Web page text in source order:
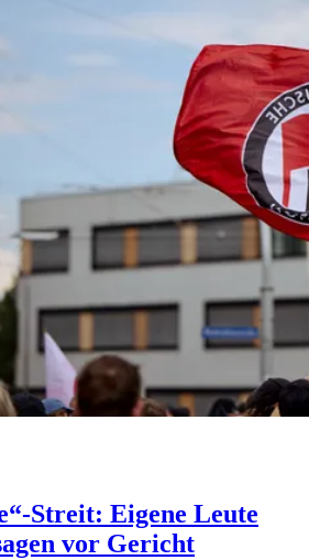
Streit: Eigene Leute
vor Gericht